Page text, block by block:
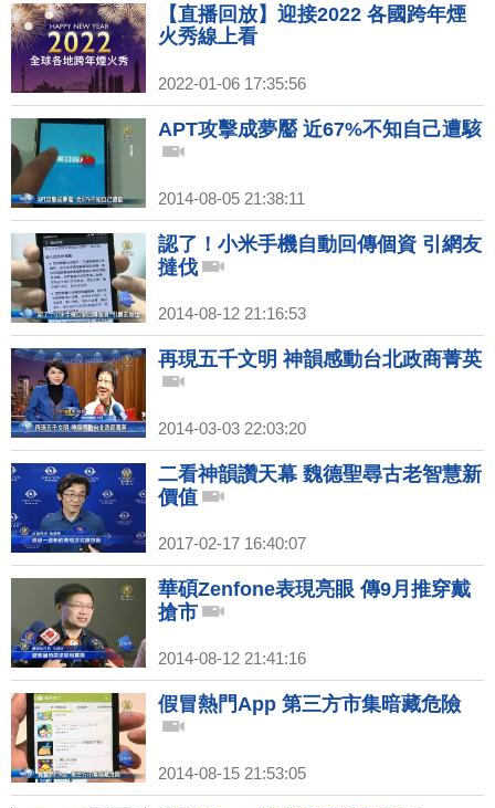
【直播回放】迎接2022 各國跨年煙
火秀線上看
2022-01-06 17:35:56
APT攻擊成夢靨 近67%不知自己遭駭
2014-08-05 21:38:11
認了！小米手機自動回傳個資 引網友
撻伐
2014-08-12 21:16:53
再現五千文明 神韻感動台北政商菁英
2014-03-03 22:03:20
二看神韻讚天幕 魏德聖尋古老智慧新
價值
2017-02-17 16:40:07
華碩Zenfone表現亮眼 傳9月推穿戴
搶市
2014-08-12 21:41:16
假冒熱門App 第三方市集暗藏危險
2014-08-15 21:53:05